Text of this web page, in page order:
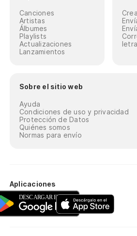
Canciones
Artistas
Álbumes
Playlists
Actualizaciones
Lanzamientos
Sobre el sitio web
Ayuda
Condiciones de uso y privacidad
Protección de Datos
Quiénes somos
Normas para envío
Aplicaciones